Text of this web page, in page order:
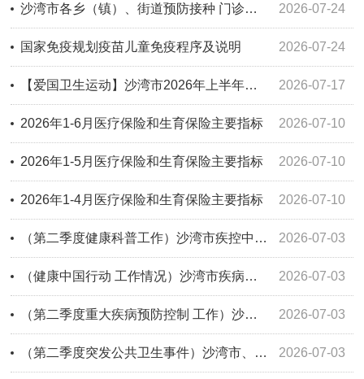
2026-07-24
沙湾市各乡（镇）、街道预防接种 门诊信息公示
2026-07-24
国家免疫规划疫苗儿童免疫程序及说明
2026-07-17
【爱国卫生运动】沙湾市2026年上半年爱国卫生运动 工作开展情况
2026-07-10
2026年1-6月医疗保险和生育保险主要指标
2026-07-10
2026年1-5月医疗保险和生育保险主要指标
2026-07-10
2026年1-4月医疗保险和生育保险主要指标
2026-07-03
（第二季度健康科普工作）沙湾市疾控中心高温天气健康防护温馨提示
2026-07-03
（健康中国行动 工作情况）沙湾市疾病预防控制中心第二季度健康教育工作
2026-07-03
（第二季度重大疾病预防控制 工作）沙湾市2026年第二季度重大疾病预防控制工作开展情况
2026-07-03
（第二季度突发公共卫生事件）沙湾市、乌苏市联合开展突发鼠疫疫情应急处置联合演练